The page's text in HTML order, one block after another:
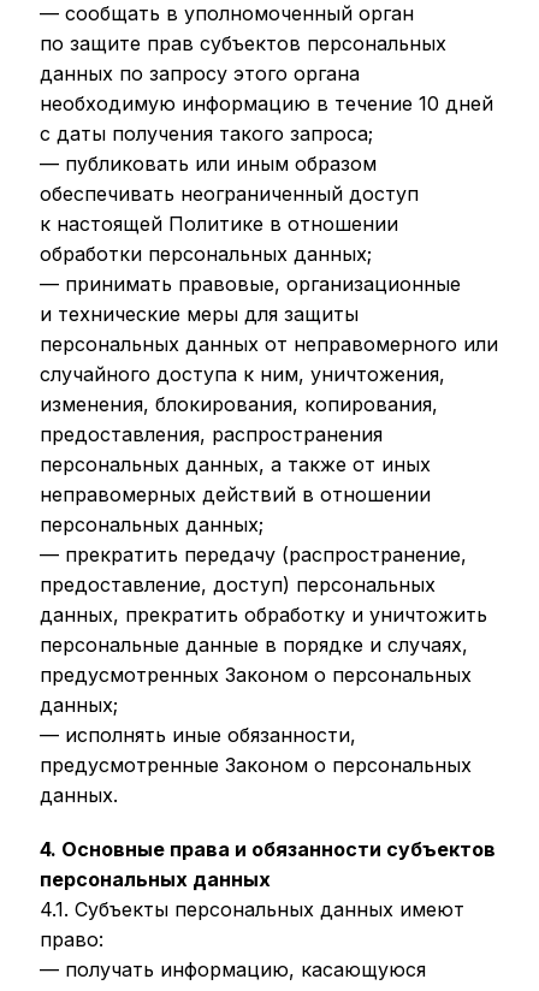
— сообщать в уполномоченный орган
по защите прав субъектов персональных
данных по запросу этого органа
необходимую информацию в течение 10 дней
с даты получения такого запроса;
— публиковать или иным образом
обеспечивать неограниченный доступ
к настоящей Политике в отношении
обработки персональных данных;
— принимать правовые, организационные
и технические меры для защиты
персональных данных от неправомерного или
случайного доступа к ним, уничтожения,
изменения, блокирования, копирования,
предоставления, распространения
персональных данных, а также от иных
неправомерных действий в отношении
персональных данных;
— прекратить передачу (распространение,
предоставление, доступ) персональных
данных, прекратить обработку и уничтожить
персональные данные в порядке и случаях,
предусмотренных Законом о персональных
данных;
— исполнять иные обязанности,
предусмотренные Законом о персональных
данных.
4. Основные права и обязанности субъектов
персональных данных
4.1. Субъекты персональных данных имеют
право:
— получать информацию, касающуюся